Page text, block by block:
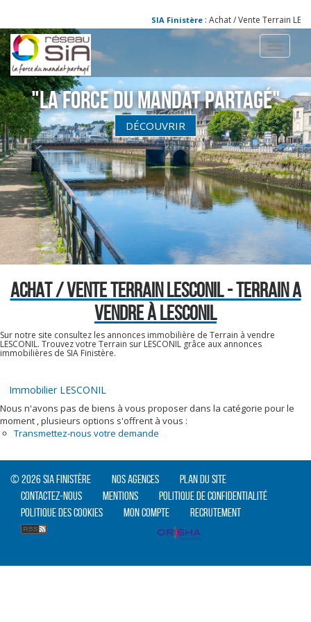
SIA Finistère: Achat / Vente Terrain
Toggle
"La Force du Mandat partagé"
DÉCOUVRIR
ACHAT / VENTE TERRAIN LESCONIL - TERRAIN A
VENDRE À LESCONIL
Sur notre site consultez les annonces immobilière de Terrain à vendre
LESCONIL. Trouvez votre Terrain sur LESCONIL grâce aux annonces
immobilières de SIA Finistère.
Immobilier LESCONIL
Nous n'avons pas de biens à vous proposer dans la catégorie pour le
moment , plusieurs options s'offrent à vous :
Transmettez-nous votre demande
© 2026 SIA Finistère Nos agences
Plan du site
Contactez-nous
Mentions
Politique de confidentialité
Politique des cookies
Mon compte Recrutement